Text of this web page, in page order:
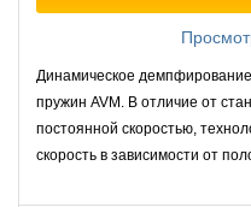
Динамическое
пружин AVM. В отличие от
постоянной скоростью,
скорость в зависимости от